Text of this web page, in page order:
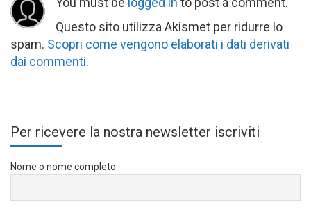
Questo sito utilizza Akismet per ridurre lo
spam. Scopri come vengono elaborati i dati derivati
dai commenti.
Per ricevere la nostra newsletter iscriviti
Nome o nome completo